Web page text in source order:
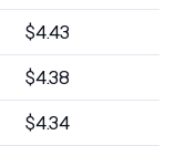
$4.43
$4.38
$4.34